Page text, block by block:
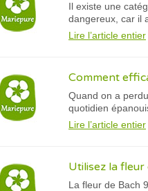
Il existe une
dangereux, car il
Lire l’article entier
Comment
Quand on a
quotidien
Lire l’article entier
Utilisez la
La fleur de Bach